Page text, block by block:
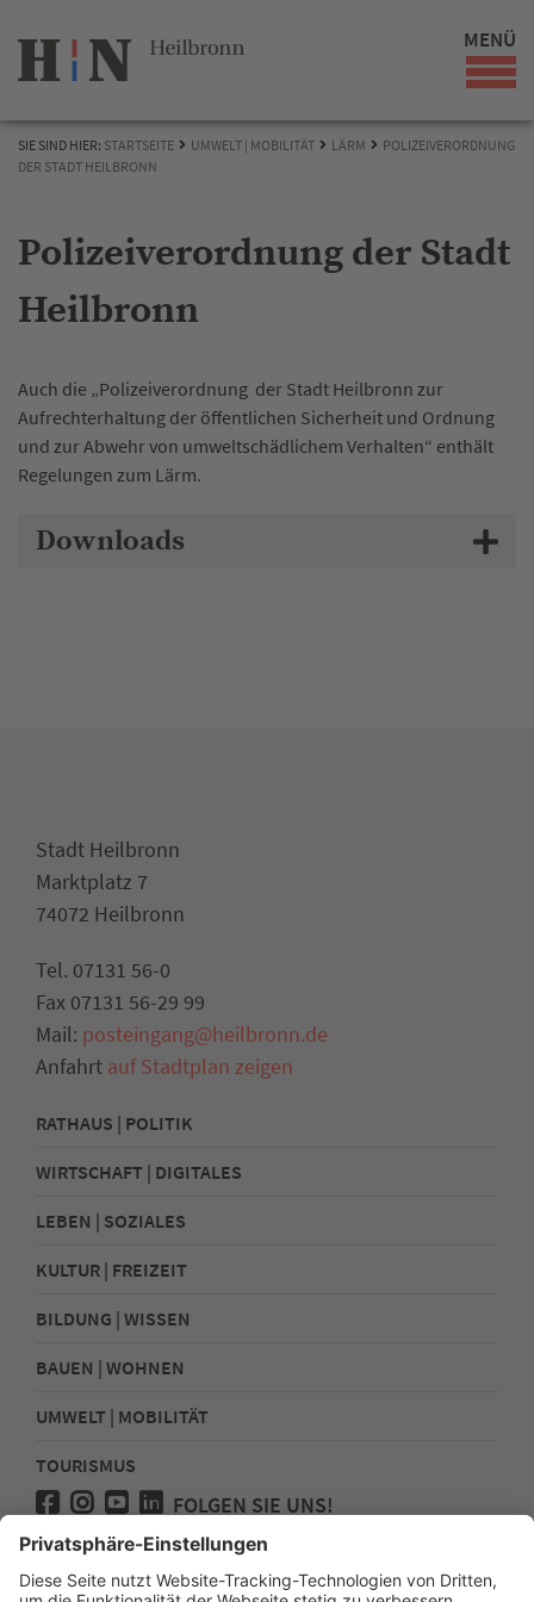
MENÜ
SIE SIND HIER: STARTSEITE UMWELT | MOBILITÄT LÄRM
POLIZEIVERORDNUNG
DER STADT HEILBRONN
Polizeiverordnung der Stadt
Heilbronn
Auch die „Polizeiverordnung der Stadt Heilbronn zur
Aufrechterhaltung der öffentlichen Sicherheit und Ordnung
und zur Abwehr von umweltschädlichem Verhalten“ enthält
Regelungen zum Lärm.
Downloads
Stadt Heilbronn
Marktplatz 7
74072 Heilbronn
Tel. 07131 56-0
Fax 07131 56-29 99
Mail: posteingang@heilbronn.de
Anfahrt auf Stadtplan zeigen
RATHAUS | POLITIK
WIRTSCHAFT | DIGITALES
LEBEN | SOZIALES
KULTUR | FREIZEIT
BILDUNG | WISSEN
BAUEN | WOHNEN
UMWELT | MOBILITÄT
TOURISMUS
FOLGEN SIE UNS!
Presse